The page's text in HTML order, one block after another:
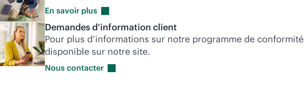
En savoir plus
Demandes d’information client
Pour plus d’informations sur notre programme de
disponible sur notre site.
Nous contacter